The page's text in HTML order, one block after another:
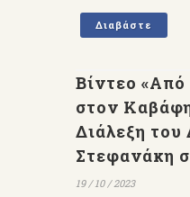
Διαβάστε
Βίντεο
στον
Διάλεξη του
Στεφανάκη
19 / 10 / 2023